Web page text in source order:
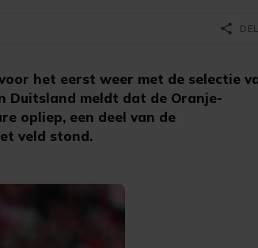
het eerst weer met de selectie
Duitsland meldt dat de Oranje-
opliep, een deel van de
veld stond.
share